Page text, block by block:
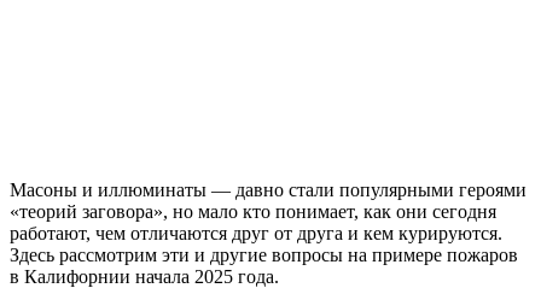
Масоны и иллюминаты — давно стали популярными героями
«теорий заговора», но мало кто понимает, как они сегодня
работают, чем отличаются друг от друга и кем курируются.
Здесь рассмотрим эти и другие вопросы на примере пожаров
в Калифорнии начала 2025 года.